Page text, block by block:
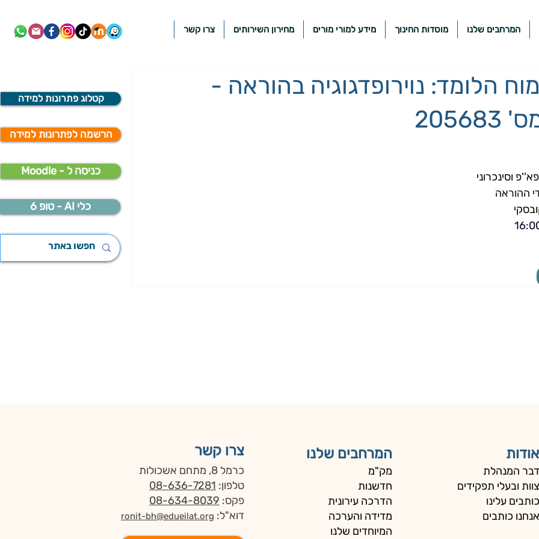
קטלוג פתרונות למידה
הרשמה לפתרונות למידה
Moodle - כניסה ל
כלי AI - טופ 6
המרחבים שלנו מוסדות החינוך מידע למורי מורים מחירון השירותים צרו קשר
הלומד: נוירופדגוגיה בהוראה -
וסינכרוני
ההוראה
צרו קשר
כרמל 8, מתחם אשכולות
טלפון: 08-636-7281
פקס: 08-634-8039
דוא"ל: ronit-bh@edueilat.org
המרחבים שלנו
מק"מ
חדשנות
הדרכה עירונית
מדידה והערכה
המיוחדים שלנו
אודות
דבר המנהלת
צוות ובעלי תפקידים
כותבים עלינו
אנחנו כותבים